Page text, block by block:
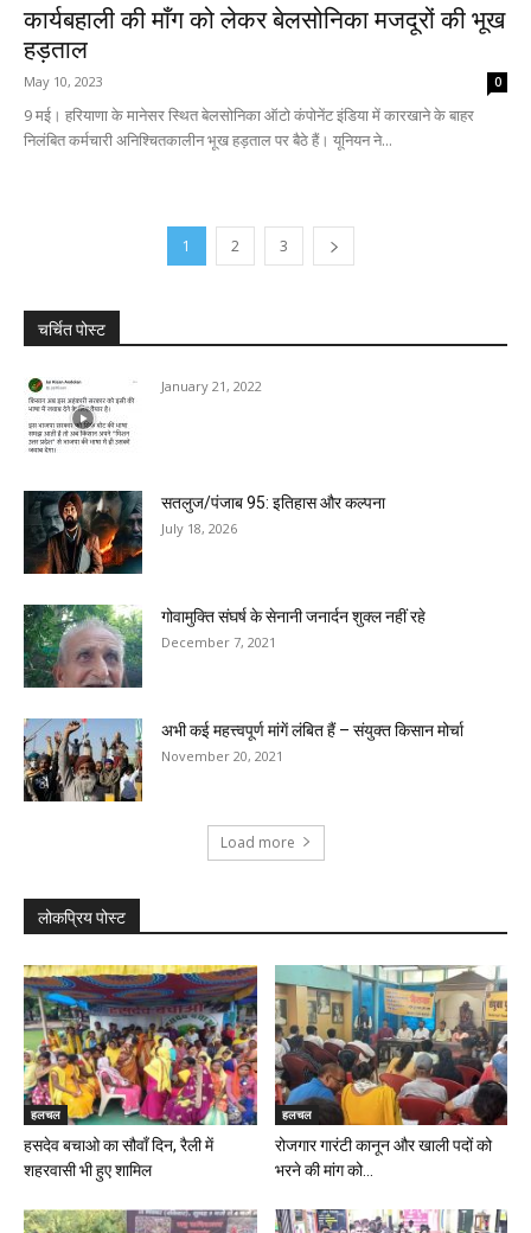
कार्यबहाली की माँग को लेकर बेलसोनिका मजदूरों की भूख
हड़ताल
May 10, 2023 0
9 मई। हरियाणा के मानेसर स्थित बेलसोनिका ऑटो कंपोनेंट इंडिया में कारखाने के बाहर
निलंबित कर्मचारी अनिश्चितकालीन भूख हड़ताल पर बैठे हैं। यूनियन ने...
1 2 3
चर्चित पोस्ट
January 21, 2022
सतलुज/पंजाब 95: इतिहास और कल्पना
July 18, 2026
गोवामुक्ति संघर्ष के सेनानी जनार्दन शुक्ल नहीं रहे
December 7, 2021
अभी कई महत्त्वपूर्ण मांगें लंबित हैं – संयुक्त किसान मोर्चा
November 20, 2021
Load more
लोकप्रिय पोस्ट
हलचल
हसदेव बचाओ का सौवॉं दिन, रैली में
शहरवासी भी हुए शामिल
हलचल
रोजगार गारंटी कानून और खाली पदों को
भरने की मांग को...